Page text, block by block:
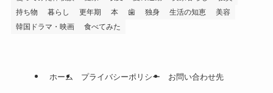
持ち物
暮らし 更年期 本 歯 独身 生活の知恵
美容
韓国ドラマ・映画
食べてみた
ホーム プライバシーポリシー お問い合わせ先